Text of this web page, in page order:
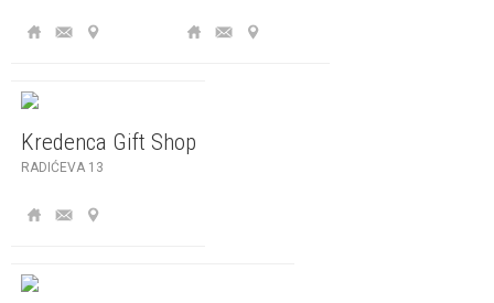
Kredenca Gift Shop
RADIĆEVA 13